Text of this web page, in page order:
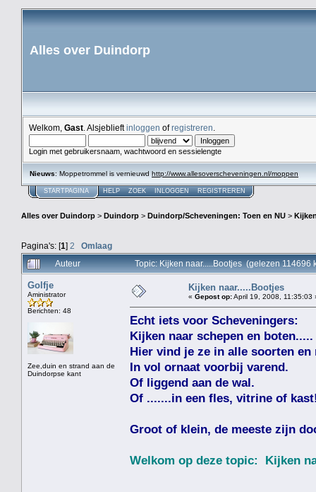
Alles over Duindorp
Welkom, Gast . Alsjeblieftinloggen ofregistreren
Login met gebruikersnaam, wachtwoord en sessielengte
Nieuws: Moppetrommel is vernieuwd http://www.allesoverscheveningen.nl/moppen
STARTPAGINA HELP ZOEK INLOGGEN REGISTREREN
Alles over Duindorp > Duindorp > Duindorp/Scheveningen: Toen en NU >
Pagina's: [1] 2
Omlaag
Auteur
Topic: Kijken naar.....Bootjes (gelezen 114696
Golfje
Aministrator
Berichten: 48
Zee,duin en strand aan de
Duindorpse kant
Kijken naar.....Bootjes
« Gepost op:April 19, 2008, 11:35:03
Echt iets voor Scheveningers:
Kijken naar schepen en boten.....
Hier vind je ze in alle soorten en
In vol ornaat voorbij varend.
Of liggend aan de wal.
Of .......in een fles, vitrine of
Groot of klein, de meeste zijn
Welkom op deze topic: Kijken